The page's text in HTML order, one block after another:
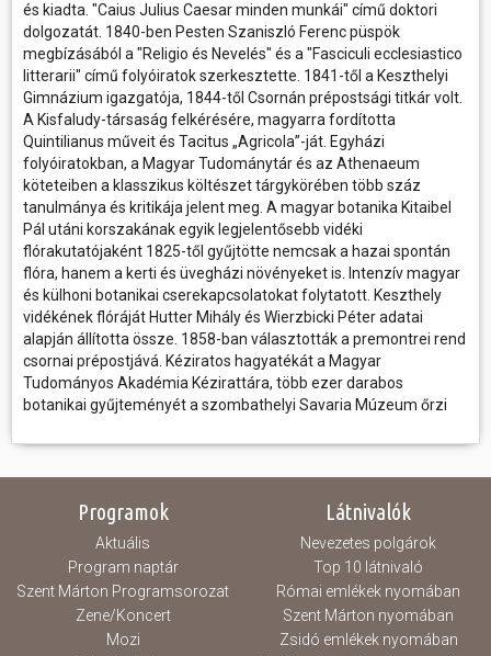
és kiadta. "Caius Julius Caesar minden munkái" című doktori
dolgozatát. 1840-ben Pesten Szaniszló Ferenc püspök
megbízásából a "Religio és Nevelés" és a "Fasciculi ecclesiastico
litterarii" című folyóiratok szerkesztette. 1841-től a Keszthelyi
Gimnázium igazgatója, 1844-től Csornán prépostsági titkár volt.
A Kisfaludy-társaság felkérésére, magyarra fordította
Quintilianus műveit és Tacitus „Agricola”-ját. Egyházi
folyóiratokban, a Magyar Tudománytár és az Athenaeum
köteteiben a klasszikus költészet tárgykörében több száz
tanulmánya és kritikája jelent meg. A magyar botanika Kitaibel
Pál utáni korszakának egyik legjelentősebb vidéki
flórakutatójaként 1825-től gyűjtötte nemcsak a hazai spontán
flóra, hanem a kerti és üvegházi növényeket is. Intenzív magyar
és külhoni botanikai cserekapcsolatokat folytatott. Keszthely
vidékének flóráját Hutter Mihály és Wierzbicki Péter adatai
alapján állította össze. 1858-ban választották a premontrei rend
csornai prépostjává. Kéziratos hagyatékát a Magyar
Tudományos Akadémia Kézirattára, több ezer darabos
botanikai gyűjteményét a szombathelyi Savaria Múzeum őrzi
Programok
Aktuális
Program naptár
Szent Márton Programsorozat
Zene/Koncert
Mozi
Látnivalók
Nevezetes polgárok
Top 10 látnivaló
Római emlékek nyomában
Szent Márton nyomában
Zsidó emlékek nyomában